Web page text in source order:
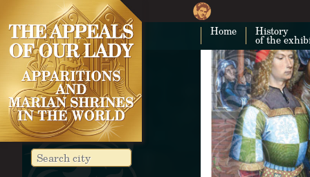
Home History
of the